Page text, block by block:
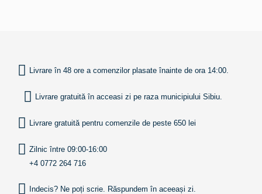
Livrare în 48 ore a comenzilor plasate înainte de ora 14:00.
Livrare gratuită în acceasi zi pe raza municipiului Sibiu.
Livrare gratuită pentru comenzile de peste 650 lei
Zilnic între 09:00-16:00
+4 0772 264 716
Indecis? Ne poți scrie. Răspundem în aceeași zi.